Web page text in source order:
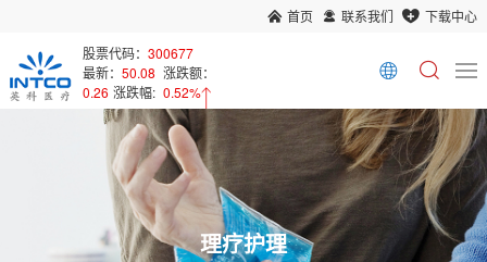
首页 联系我们
下载中心
股票代码：300677
最新：50.08 涨跌额：
0.26 涨跌幅: 0.52%
理疗护理